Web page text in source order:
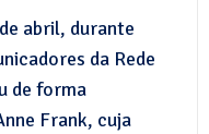
abril, durante
da Rede
de forma
Frank, cuja